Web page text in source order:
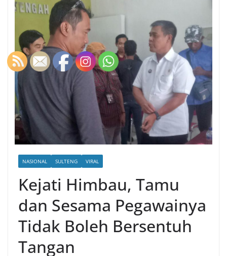
NASIONAL SULTENG VIRAL
Kejati Himbau, Tamu
dan Sesama Pegawainya
Tidak Boleh Bersentuh
Tangan